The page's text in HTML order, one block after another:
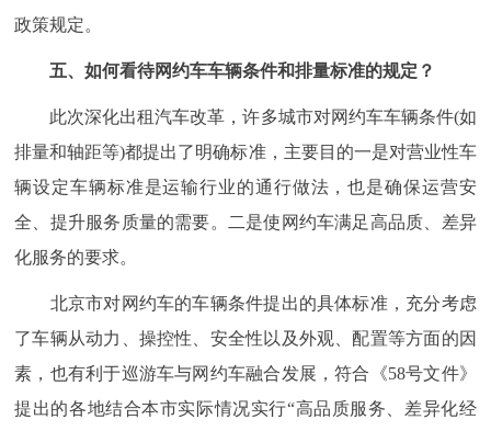
政策规定。
五、如何看待网约车车辆条件和排量标准的规定？
此次深化出租汽车改革，许多城市对网约车车辆条件(如
排量和轴距等)都提出了明确标准，主要目的一是对营业性车
辆设定车辆标准是运输行业的通行做法，也是确保运营安
全、提升服务质量的需要。二是使网约车满足高品质、差异
化服务的要求。
北京市对网约车的车辆条件提出的具体标准，充分考虑
了车辆从动力、操控性、安全性以及外观、配置等方面的因
素，也有利于巡游车与网约车融合发展，符合《58号文件》
提出的各地结合本市实际情况实行“高品质服务、差异化经